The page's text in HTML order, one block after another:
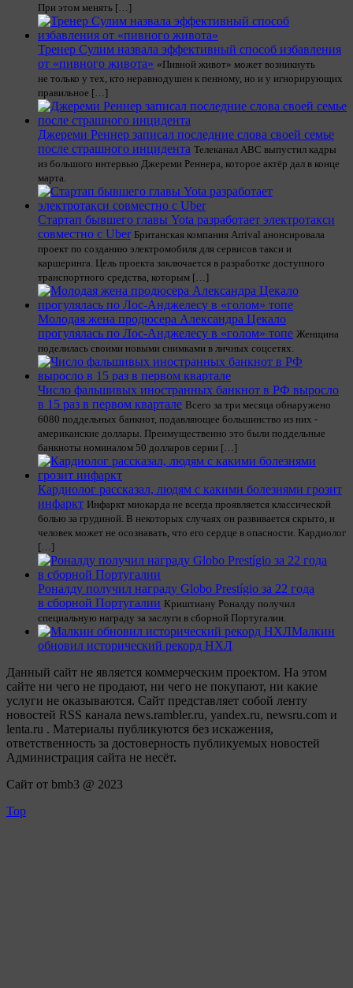
При этом менять […]
Тренер Сулим назвала эффективный способ избавления
от «пивного живота» «Пивной живот» может возникнуть
не только у тех, кто неравнодушен к пенному, но и у игнорирующих
правильное […]
Джереми Реннер записал последние слова своей семье
после страшного инцидента Телеканал ABC выпустил кадры
из большого интервью Джереми Реннера, которое актёр дал в конце
марта.
Стартап бывшего главы Yota разработает электротакси
совместно с Uber Британская компания Arrival анонсировала
проект по созданию электромобиля для сервисов такси и
каршеринга. Цель проекта заключается в разработке доступного
транспортного средства, которым […]
Молодая жена продюсера Александра Цекало
прогулялась по Лос-Анджелесу в «голом» топе Женщина
поделилась своими новыми снимками в личных соцсетях.
Число фальшивых иностранных банкнот в РФ выросло
в 15 раз в первом квартале Всего за три месяца обнаружено
6080 поддельных банкнот, подавляющее большинство из них -
американские доллары. Преимущественно это были поддельные
банкноты номиналом 50 долларов серии […]
Кардиолог рассказал, людям с какими болезнями грозит
инфаркт Инфаркт миокарда не всегда проявляется классической
болью за грудиной. В некоторых случаях он развивается скрыто, и
человек может не осознавать, что его сердце в опасности. Кардиолог
[…]
Роналду получил награду Globo Prestígio за 22 года
в сборной Португалии Криштиану Роналду получил
специальную награду за заслуги в сборной Португалии.
Малкин
обновил исторический рекорд НХЛ
Данный сайт не является коммерческим проектом. На этом
сайте ни чего не продают, ни чего не покупают, ни какие
услуги не оказываются. Сайт представляет собой ленту
новостей RSS канала news.rambler.ru, yandex.ru, newsru.com и
lenta.ru . Материалы публикуются без искажения,
ответственность за достоверность публикуемых новостей
Администрация сайта не несёт.
Сайт от bmb3 @ 2023
Top